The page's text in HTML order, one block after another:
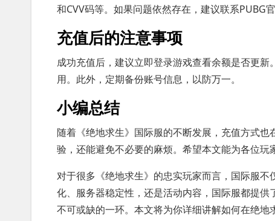
和CVV码等。如果问题依然存在，建议联系PUBG
充值后的注意事项
成功充值后，建议立即登录游戏查看余额是否更
用。此外，定期备份账号信息，以防万一。
小编总结
随着《绝地求生》国际服的不断发展，充值方式
验，还能避免不必要的麻烦。希望本文能为各位玩
对于很多《绝地求生》的忠实玩家而言，国际服
化、服务器稳定性，还是活动内容，国际服都提
不可或缺的一环。本文将为你详细讲解如何在绝地